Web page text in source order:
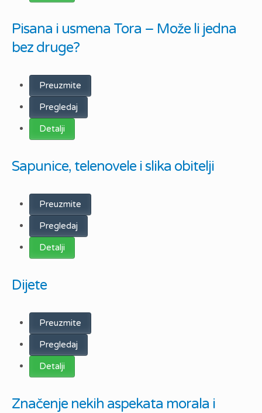
Pisana i usmena Tora – Može li jedna
bez druge?
Preuzmite
Pregledaj
Detalji
Sapunice, telenovele i slika obitelji
Preuzmite
Pregledaj
Detalji
Dijete
Preuzmite
Pregledaj
Detalji
Značenje nekih aspekata morala i